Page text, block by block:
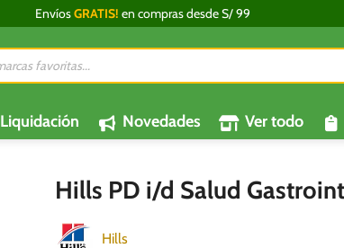
EnvíosGRATIS! en compras desde S/ 99
Liquidación Novedades Ver todo
Hills PD i/d Salud
Hills